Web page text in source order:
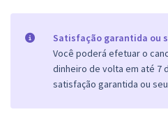
Satisfação garantida ou
Você poderá efetuar o
dinheiro de volta em até 7
satisfação garantida ou